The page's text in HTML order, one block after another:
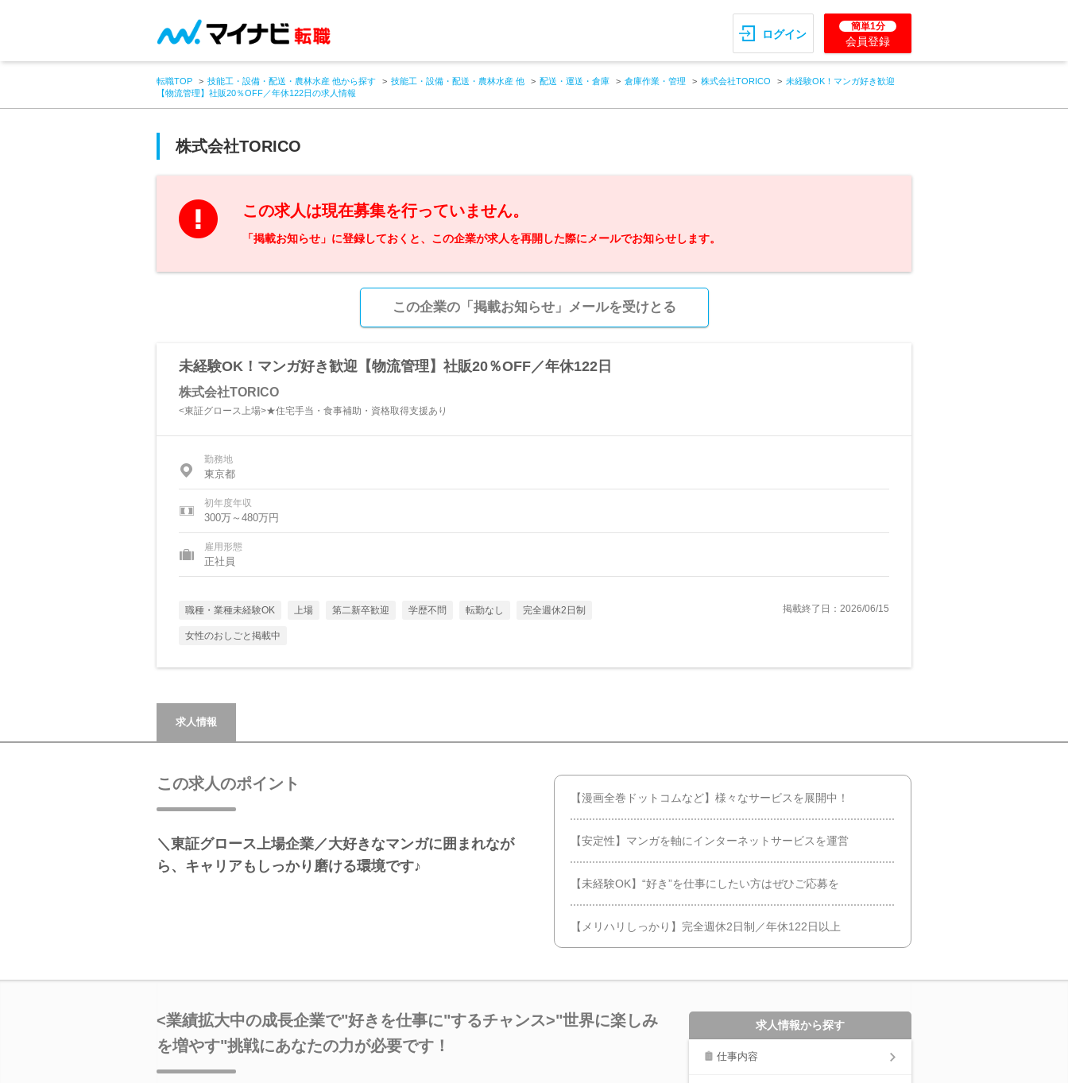
ログイン
簡単1分
会員登録
転職TOP 技能工・設備・配送・農林水産 他から探す 技能工・設備・配送・農林水産 他 配送・運送・倉庫 倉庫作業・管理 株式会社TORICO
未経験OK！マンガ好き歓迎
【物流管理】社販20％OFF／年休122日の求人情報
株式会社TORICO
この求人は現在募集を行っていません。
「掲載お知らせ」に登録しておくと、この企業が求人を再開した際にメールでお知らせします。
この企業の「掲載お知らせ」メールを受けとる
未経験OK！マンガ好き歓迎【物流管理】社販20％OFF／年休122日
株式会社TORICO
<東証グロース上場>★住宅手当・食事補助・資格取得支援あり
勤務地
東京都
初年度年収
300万～480万円
雇用形態
正社員
職種・業種未経験OK 上場 第二新卒歓迎 学歴不問 転勤なし 完全週休2日制
女性のおしごと掲載中
掲載終了日：2026/06/15
求人情報
この求人のポイント
＼東証グロース上場企業／大好きなマンガに囲まれなが
ら、キャリアもしっかり磨ける環境です♪
【漫画全巻ドットコムなど】様々なサービスを展開中！
【安定性】マンガを軸にインターネットサービスを運営
【未経験OK】“好き”を仕事にしたい方はぜひご応募を
【メリハリしっかり】完全週休2日制／年休122日以上
<業績拡大中の成長企業で"好きを仕事に"するチャンス>"世界に楽しみ
を増やす"挑戦にあなたの力が必要です！
求人情報から探す
仕事内容